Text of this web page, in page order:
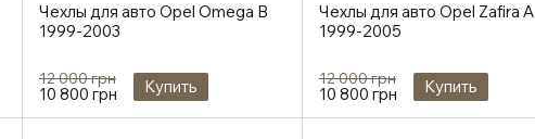
Чехлы для авто Opel Omega B
1999-2003
12 000 грн
10 800 грн Купить
Чехлы для авто Opel Zafira A
1999-2005
12 000 грн
10 800 грн Купить